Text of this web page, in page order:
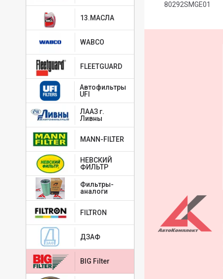
13.МАСЛА
WABCO
FLEETGUARD
Автофильтры
UFI
ЛААЗ г.
Ливны
MANN-FILTER
НЕВСКИЙ
ФИЛЬТР
Фильтры-
аналоги
FILTRON
ДЗАФ
BIG Filter
80292SMGE01